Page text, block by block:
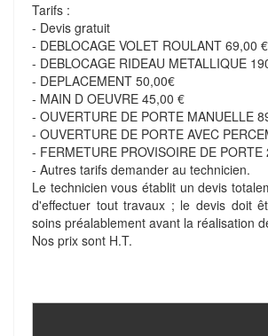
Tarifs :
- Devis gratuit
- DEBLOCAGE VOLET ROULANT 69,00 €
- DEBLOCAGE RIDEAU METALLIQUE
- DEPLACEMENT 50,00€
- MAIN D OEUVRE 45,00 €
- OUVERTURE DE PORTE MANUELLE
- OUVERTURE DE PORTE AVEC
- FERMETURE PROVISOIRE DE
- Autres tarifs demander au technicien.
Le technicien vous établit un devis
d'effectuer tout travaux ; le devis doit
soins préalablement avant la réalisation
Nos prix sont H.T.